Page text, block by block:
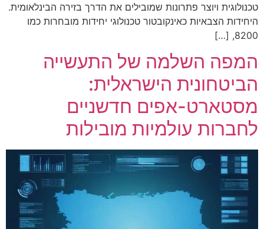
טכנולוגית ויוצר פתרונות שמובילים את הדרך בזירה הבינלאומית.
היחידות הצבאיות כאינקובטור טכנולוגי יחידות מובחרות כמו
8200, […]
המפה השלמה של התעשייה
הביטחונית הישראלית:
מסטארט-אפים חדשניים
לחברות עולמיות מובילות